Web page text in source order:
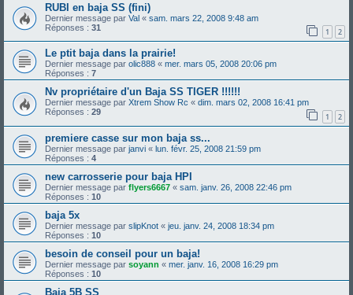
RUBI en baja SS (fini)
Dernier message par Val « sam. mars 22, 2008 9:48 am
Réponses : 31 1 2
Le ptit baja dans la prairie!
Dernier message par olic888 « mer. mars 05, 2008 20:06 pm
Réponses : 7
Nv propriétaire d'un Baja SS TIGER !!!!!!
Dernier message par Xtrem Show Rc « dim. mars 02, 2008 16:41 pm
Réponses : 29 1 2
premiere casse sur mon baja ss...
Dernier message par janvi « lun. févr. 25, 2008 21:59 pm
Réponses : 4
new carrosserie pour baja HPI
Dernier message par flyers6667 « sam. janv. 26, 2008 22:46 pm
Réponses : 10
baja 5x
Dernier message par slipKnot « jeu. janv. 24, 2008 18:34 pm
Réponses : 10
besoin de conseil pour un baja!
Dernier message par soyann « mer. janv. 16, 2008 16:29 pm
Réponses : 10
Baja 5B SS